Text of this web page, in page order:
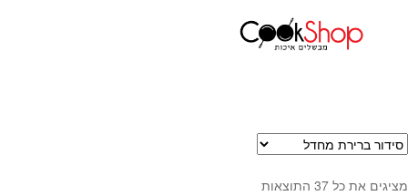
סירים
מחבתות
עמוד הבית כלי הגשה ואירוח
מציגים את כל ⁦37⁩ התוצאות